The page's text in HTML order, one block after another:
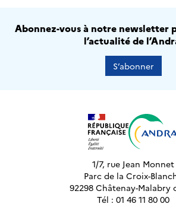
Abonnez-vous à notre newsletter
l’actualité de
S’abonner
1/7, rue Jean Monnet
Parc de la Croix-
92298 Châtenay-Malabry
Tél : 01 46 11 80 00